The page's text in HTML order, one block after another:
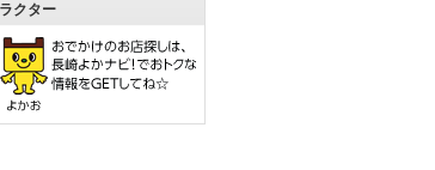
ラクター